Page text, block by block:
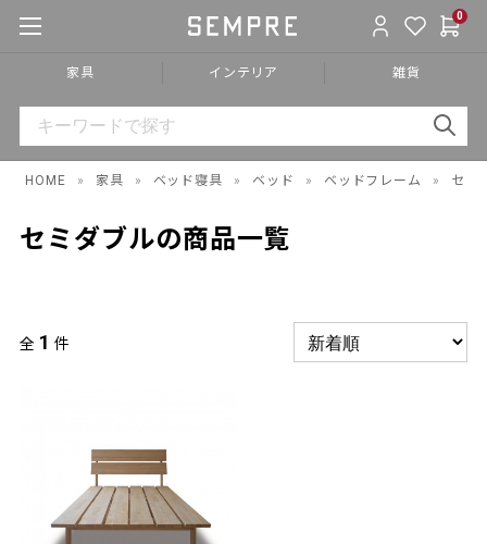
0
家具 インテリア 雑貨
HOME » 家具 » ベッド寝具 » ベッド » ベッドフレーム » セミ
セミダブルの商品一覧
全 1 件